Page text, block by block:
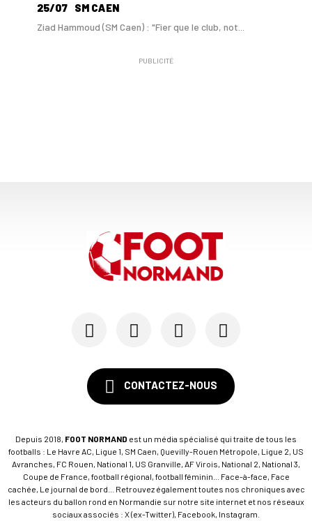
25/07 SM CAEN
Ziad Hammoud (SM Caen) : "Fier que le club, not...
SM CAEN - MERCATO
SM CAEN - MERCATO
Avec Mohamed Hafid, Malherbe veut frapper un gr...
SM Caen : Julien Meilhac quitte la direction de...
PUBLICITÉ
CONTACTEZ-NOUS
Depuis 2018, FOOT NORMAND est un média spécialisé qui traite de tous les
footballs : Le Havre AC, Ligue 1, SM Caen, Quevilly-Rouen Métropole, Ligue 2, US
Avranches, FC Rouen, National 1, US Granville, AF Virois, National 2, National 3,
Coupe de France, football régional, football féminin... Face-à-face, Face
cachée, Le journal de bord... Retrouvez également toutes nos chroniques avec
les acteurs du ballon rond en Normandie sur notre site internet et nos réseaux
sociaux associés : X (ex-Twitter), Facebook, Instagram.